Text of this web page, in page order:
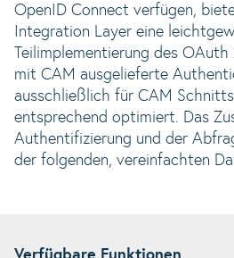
OpenID Connect verfügen,
Integration Layer eine
Teilimplementierung des
mit CAM ausgelieferte
ausschließlich für CAM
entsprechend optimiert. Das
Authentifizierung und der
der folgenden, vereinfachten